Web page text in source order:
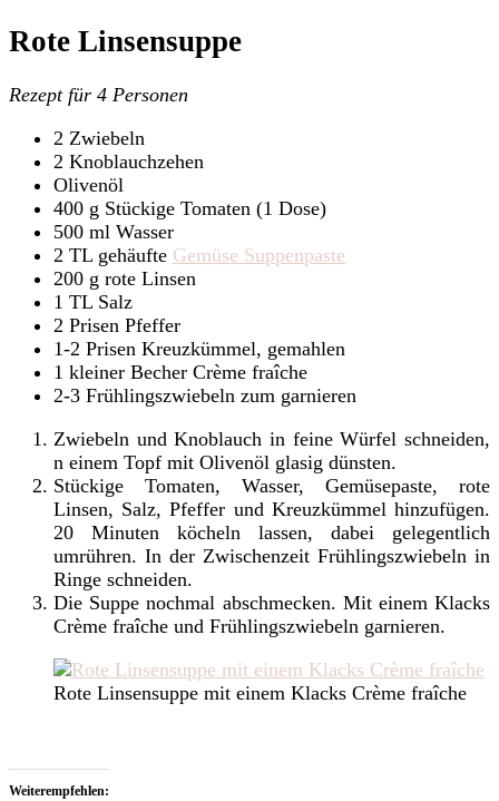
Rote Linsensuppe
Rezept für 4 Personen
2 Zwiebeln
2 Knoblauchzehen
Olivenöl
400 g Stückige Tomaten (1 Dose)
500 ml Wasser
2 TL gehäufte Gemüse Suppenpaste
200 g rote Linsen
1 TL Salz
2 Prisen Pfeffer
1-2 Prisen Kreuzkümmel, gemahlen
1 kleiner Becher Crème fraîche
2-3 Frühlingszwiebeln zum garnieren
Zwiebeln und Knoblauch in feine Würfel schneiden,
n einem Topf mit Olivenöl glasig dünsten.
Stückige Tomaten, Wasser, Gemüsepaste, rote
Linsen, Salz, Pfeffer und Kreuzkümmel hinzufügen.
20 Minuten köcheln lassen, dabei gelegentlich
umrühren. In der Zwischenzeit Frühlingszwiebeln in
Ringe schneiden.
Die Suppe nochmal abschmecken. Mit einem Klacks
Crème fraîche und Frühlingszwiebeln garnieren.
Rote Linsensuppe mit einem Klacks Crème fraîche
Weiterempfehlen: